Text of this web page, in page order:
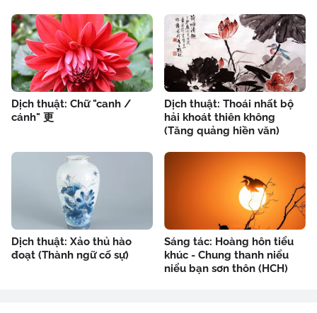
Dịch thuật: Chữ "canh /
cánh" 更
Dịch thuật: Thoái nhất bộ
hải khoát thiên không
(Tăng quảng hiền văn)
Dịch thuật: Xảo thủ hào
đoạt (Thành ngữ cố sự)
Sáng tác: Hoàng hôn tiểu
khúc - Chung thanh niểu
niểu bạn sơn thôn (HCH)